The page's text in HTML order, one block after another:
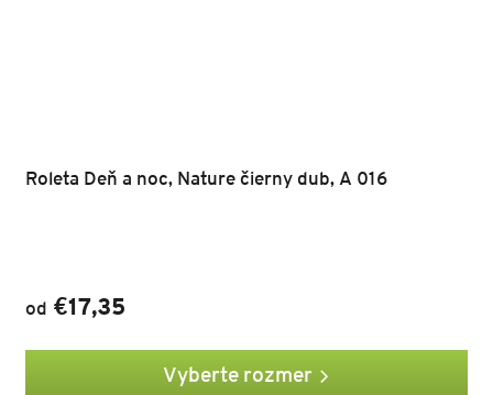
Roleta Deň a noc, Nature čierny dub, A 016
od €17,35
Vyberte rozmer